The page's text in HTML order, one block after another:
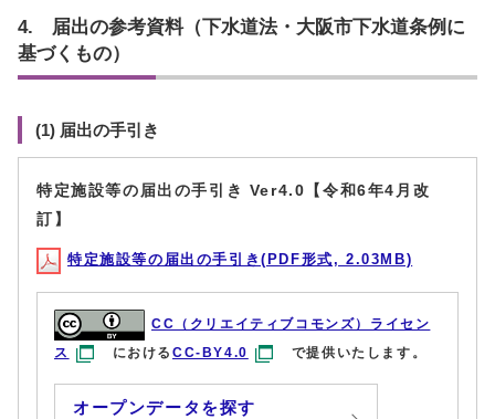
4. 届出の参考資料（下水道法・大阪市下水道条例に
基づくもの）
(1) 届出の手引き
特定施設等の届出の手引き Ver4.0【令和6年4月改
訂】
特定施設等の届出の手引き(PDF形式, 2.03MB)
CC（クリエイティブコモンズ）ライセン
ス
におけるCC-BY4.0 で提供いたします。
オープンデータを探す